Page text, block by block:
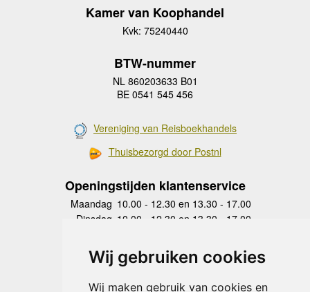
Wij gebruiken cookies
Wij maken gebruik van cookies en
Kamer van Koophandel
Kvk: 75240440
BTW-nummer
NL 860203633 B01
BE 0541 545 456
Vereniging van Reisboekhandels
Thuisbezorgd door Postnl
Openingstijden klantenservice
Maandag 10.00 - 12.30 en 13.30 - 17.00
Dinsdag 10.00 - 12.30 en 13.30 - 17.00
Donderdag
10.00 - 12.30 en 13.30 - 17.00
Vrijdag 10.00 - 12.30 en 13.30 - 17.00
Zaterdag
gesloten